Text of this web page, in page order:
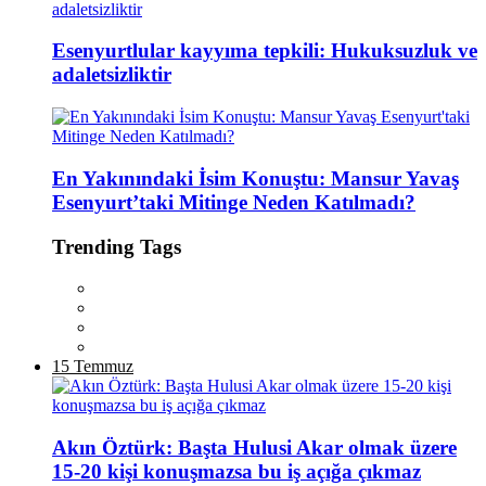
Esenyurtlular kayyıma tepkili: Hukuksuzluk ve
adaletsizliktir
En Yakınındaki İsim Konuştu: Mansur Yavaş
Esenyurt’taki Mitinge Neden Katılmadı?
Trending Tags
15 Temmuz
Akın Öztürk: Başta Hulusi Akar olmak üzere
15-20 kişi konuşmazsa bu iş açığa çıkmaz